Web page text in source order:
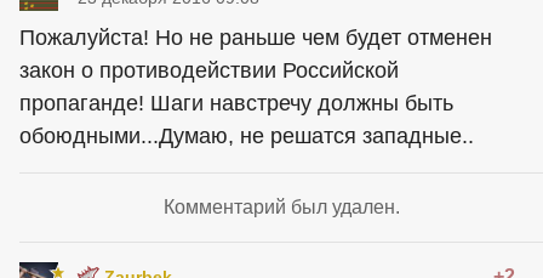
Пожалуйста! Но не раньше чем будет отменен
закон о противодействии Российской
пропаганде! Шаги навстречу должны быть
обоюдными...Думаю, не решатся западные..
Комментарий был удален.